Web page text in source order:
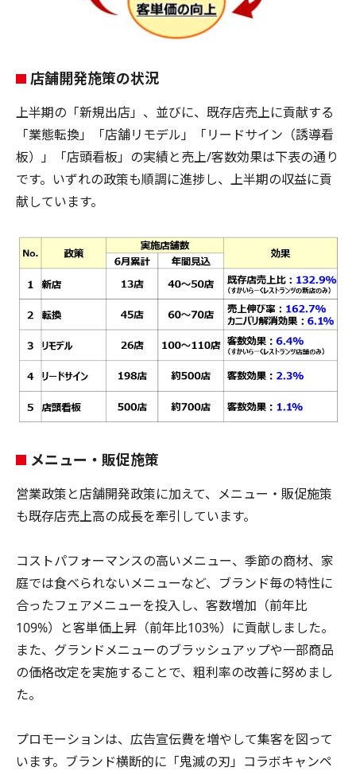
店舗開発施策の状況
上半期の「新規出店」、並びに、既存店売上に貢献する
「業態転換」「店舗リモデル」「リードサイン（誘導看
板）」「店頭看板」の実績と売上/客数効果は下表の通り
です。いずれの政策も順調に進捗し、上半期の収益に貢
献しています。
メニュー・販促施策
営業政策と店舗開発政策に加えて、メニュー・販促施策
も既存店売上高の成長を牽引しています。
コストパフォーマンスの高いメニュー、季節の商材、家
庭では食べられないメニューなど、ブランド毎の特性に
合ったフェアメニューを投入し、客数増加（前年比
109%）と客単価上昇（前年比103%）に貢献しました。
また、グランドメニューのブラッシュアップや一部商品
の価格改定を実施することで、粗利率の改善に努めまし
た。
プロモーションは、広告宣伝費を増やして集客を図って
います。ブランド横断的に「鬼滅の刃」コラボキャンペ